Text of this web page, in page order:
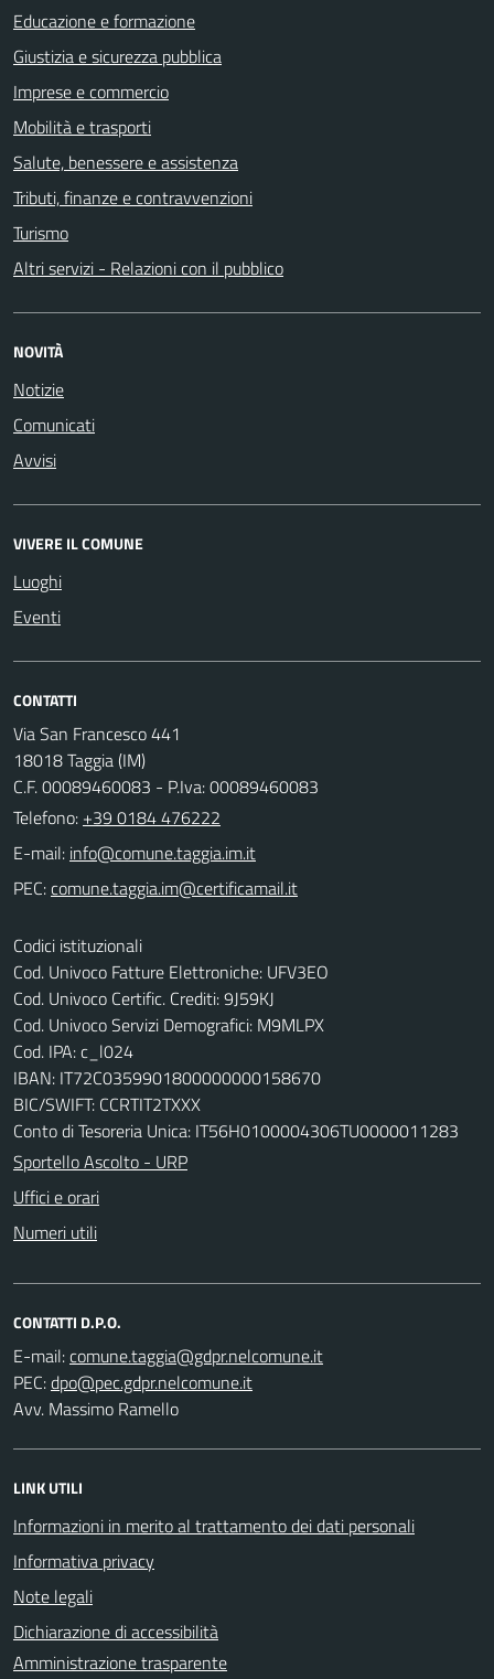
Educazione e formazione
Giustizia e sicurezza pubblica
Imprese e commercio
Mobilità e trasporti
Salute, benessere e assistenza
Tributi, finanze e contravvenzioni
Turismo
Altri servizi - Relazioni con il pubblico
NOVITÀ
Notizie
Comunicati
Avvisi
VIVERE IL COMUNE
Luoghi
Eventi
CONTATTI
Via San Francesco 441
18018 Taggia (IM)
C.F. 00089460083 - P.Iva: 00089460083
Telefono: +39 0184 476222
E-mail:
PEC:
Codici istituzionali
Cod. Univoco Fatture Elettroniche: UFV3EO
Cod. Univoco Certific. Crediti: 9J59KJ
Cod. Univoco Servizi Demografici: M9MLPX
Cod. IPA: c_l024
IBAN: IT72C0359901800000000158670
BIC/SWIFT: CCRTIT2TXXX
Conto di Tesoreria Unica: IT56H0100004306TU0000011283
Sportello Ascolto - URP
Uffici e orari
Numeri utili
CONTATTI D.P.O.
E-mail:
PEC:
Avv. Massimo Ramello
LINK UTILI
Informazioni in merito al trattamento dei dati personali
Informativa privacy
Note legali
Dichiarazione di accessibilità
Amministrazione trasparente